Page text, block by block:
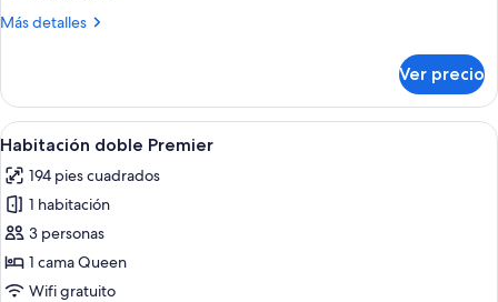
2
Más detalles
Más
Premier
con
2
individuales
Ver precio
Abrir
todas
las
fotos
de
Habitación
doble
Una habitación de hotel con cama,
7
Habitación doble Premier
194 pies cuadrados
1 habitación
3 personas
1 cama Queen
Wifi gratuito